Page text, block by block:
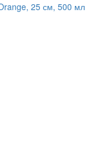
25 см, 500 мл